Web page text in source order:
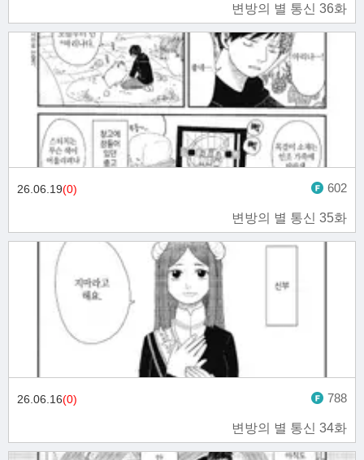
변방의 별 통신 36화
변방의 별 통신 35화
26.06.19(0) 602
변방의 별 통신 34화
26.06.16(0) 788